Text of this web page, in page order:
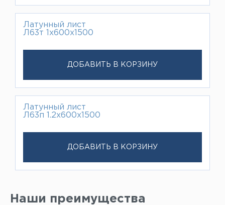
Латунный лист
Л63т 1х600х1500
ДОБАВИТЬ В КОРЗИНУ
Латунный лист
Л63п 1.2х600х1500
ДОБАВИТЬ В КОРЗИНУ
Наши преимущества